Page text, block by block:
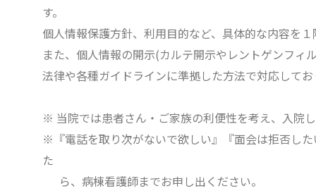
す。
個人情報保護方針、利用目的など、具体的な内容を
また、個人情報の開示(カルテ開示やレントゲンフ
法律や各種ガイドラインに準拠した方法で対応して
※ 当院では患者さん・ご家族の利便性を考え、入院
※『電話を取り次がないで欲しい』『面会は拒否し
た
ら、病棟看護師までお申し出ください。